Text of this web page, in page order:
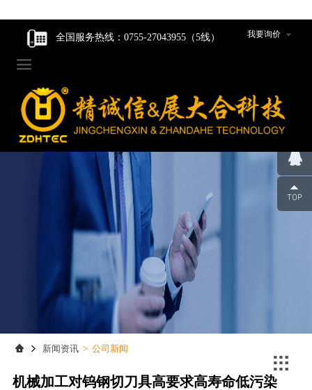
我要询价
全国服务热线：0755-27043955（5线）

走进我们
企业家风
公司简介
组织架构
团队风采
联系我们
走进我们
企业家风
公司简介
组织架构
团队风采
联系我们
智能核心产品
动力产品卷绕组件
数码产品卷绕组件
圆柱产品卷绕组件
裁切组件/裁切刀
冲切组件/冲切刀
圆柱封口组装线模具
辊类型/包胶类型产品
超声波焊机及模具
智能核心产品
动力产品卷绕组件
数码产品卷绕组件
圆柱产品卷绕组件
裁切组件/裁切刀
冲切组件/冲切刀
圆柱封口组装线模具
辊类型/包胶类型产品
超声波焊机及模具
制造中心
工程设计研发
生产设备
组件装配车间
新闻资讯
公司新闻
行业动态
新闻资讯 > 公司新闻

机械加工对钨钢切刀具高要求高寿命低污染